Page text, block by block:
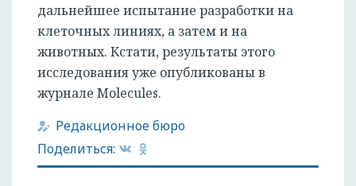
дальнейшее испытание разработки на
клеточных линиях, а затем и на
животных. Кстати, результаты этого
исследования уже опубликованы в
журнале Molecules.
Редакционное бюро
Поделиться: